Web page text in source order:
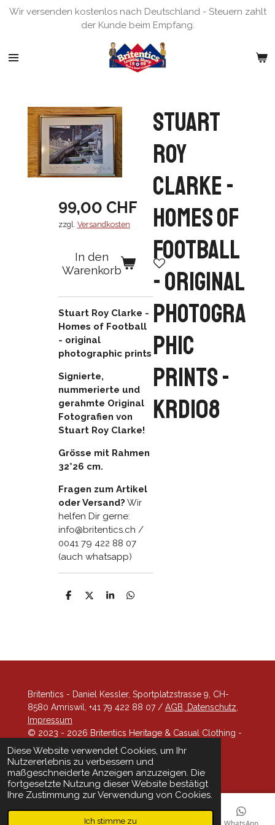
Diese Website verwendet Cookies, um Ihr
Nutzererlebnis zu verbessern und
maßgeschneiderte Anzeigen anzuzeigen. Die
fortgesetzte Nutzung dieser Website bestätigt
Ihre Zustimmung zur Verwendung von Cookies.
Ich stimme zu
Zum
Wir versenden kostenlos nach Deutschland - Steuern zahlt
der Kunde beim Empfang.
Stuart
Roy
Clarke -
Homes of
Football
- original
photogra
phic
prints -
KRD108
99,00 CHF
zzgl. Versandkosten
In den
Warenkorb
Stuart Roy Clarke -
Homes of Football
- original
photographic prints
Signierte,
nummerierte und
gerahmte Original
Fotografien von
Stuart Roy Clarke!
Grösse mit Rahmen
32*26 cm.
Fragen zum Artikel
oder Versand? Wir
helfen Dir gerne:
info@britentics.ch /
0041 79 422 88 07
(auch whatsapp)
T
T
T
T
Britentics - Daniel Kessler, Sportplatzstrasse 9, CH-
8580 Amriswil, +41 79 422 88 07 / AGB, Datenschutz,
Impressum
© 2023 - 2026 Britentics Heritage & Casual Clothing -
looking sharp!
Mit Unterstützung vonWebador